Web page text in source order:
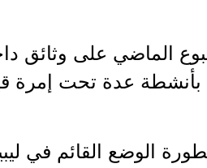
الماضي على وثائق
بأنشطة عدة تحت
الوضع القائم في